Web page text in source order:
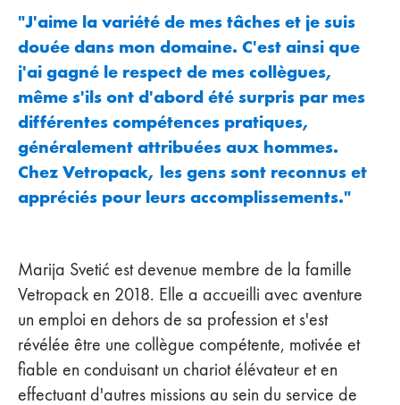
"J'aime la variété de mes tâches et je suis
douée dans mon domaine. C'est ainsi que
j'ai gagné le respect de mes collègues,
même s'ils ont d'abord été surpris par mes
différentes compétences pratiques,
généralement attribuées aux hommes.
Chez Vetropack, les gens sont reconnus et
appréciés pour leurs accomplissements."
Marija Svetić est devenue membre de la famille
Vetropack en 2018. Elle a accueilli avec aventure
un emploi en dehors de sa profession et s'est
révélée être une collègue compétente, motivée et
fiable en conduisant un chariot élévateur et en
effectuant d'autres missions au sein du service de